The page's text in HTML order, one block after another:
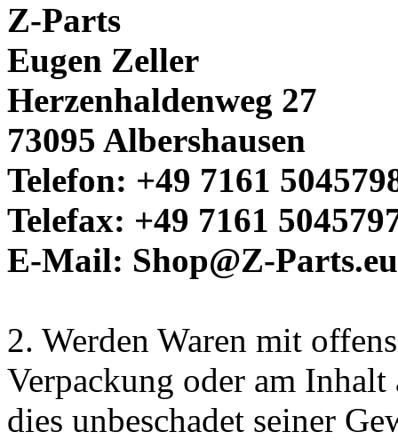
Z-Parts
Eugen Zeller
Herzenhaldenweg 27
73095 Albershausen
Telefon: +49 7161
Telefax: +49 7161
E-Mail: Shop@Z-Parts.eu
2. Werden Waren mit
Verpackung oder am
dies unbeschadet seiner